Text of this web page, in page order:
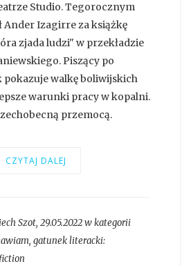
Studio. Tegorocznym
Ander Izagirre za książkę
zjada ludzi" w przekładzie
Piszący po
pokazuje walkę boliwijskich
warunki pracy w kopalni.
przemocą.
CZYTAJ DALEJ
Szot, 29.05.2022 w kategorii
, gatunek literacki: